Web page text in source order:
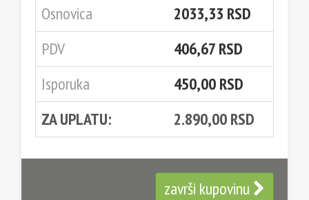
Osnovica
2033,33 RSD
PDV
406,67 RSD
Isporuka
450,00 RSD
ZA UPLATU:
2.890,00 RSD
završi kupovinu